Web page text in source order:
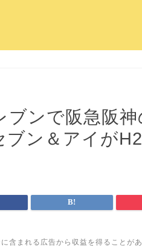
ンで阪急阪神
ブン＆アイが
含まれる広告から収益を得ることが